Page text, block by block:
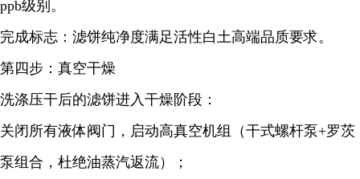
ppb级别。
完成标志：滤饼纯净度满足活性白土高端品质要求。
第四步：真空干燥
洗涤压干后的滤饼进入干燥阶段：
关闭所有液体阀门，启动高真空机组（干式螺杆泵+罗茨
泵组合，杜绝油蒸汽返流）；